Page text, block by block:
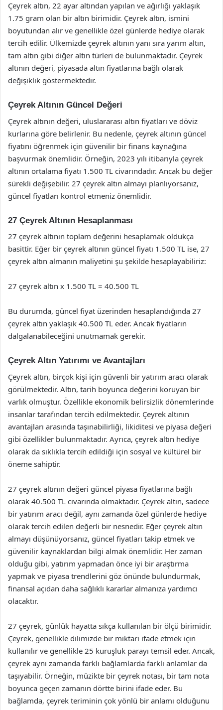
Çeyrek altın, 22 ayar altından yapılan ve ağırlığı yaklaşık
1.75 gram olan bir altın birimidir. Çeyrek altın, ismini
boyutundan alır ve genellikle özel günlerde hediye olarak
tercih edilir. Ülkemizde çeyrek altının yanı sıra yarım altın,
tam altın gibi diğer altın türleri de bulunmaktadır. Çeyrek
altının değeri, piyasada altın fiyatlarına bağlı olarak
değişiklik göstermektedir.
Çeyrek Altının Güncel Değeri
Çeyrek altının değeri, uluslararası altın fiyatları ve döviz
kurlarına göre belirlenir. Bu nedenle, çeyrek altının güncel
fiyatını öğrenmek için güvenilir bir finans kaynağına
başvurmak önemlidir. Örneğin, 2023 yılı itibarıyla çeyrek
altının ortalama fiyatı 1.500 TL civarındadır. Ancak bu değer
sürekli değişebilir. 27 çeyrek altın almayı planlıyorsanız,
güncel fiyatları kontrol etmeniz önemlidir.
27 Çeyrek Altının Hesaplanması
27 çeyrek altının toplam değerini hesaplamak oldukça
basittir. Eğer bir çeyrek altının güncel fiyatı 1.500 TL ise, 27
çeyrek altın almanın maliyetini şu şekilde hesaplayabiliriz:
27 çeyrek altın x 1.500 TL = 40.500 TL
Bu durumda, güncel fiyat üzerinden hesaplandığında 27
çeyrek altın yaklaşık 40.500 TL eder. Ancak fiyatların
dalgalanabileceğini unutmamak gerekir.
Çeyrek Altın Yatırımı ve Avantajları
Çeyrek altın, birçok kişi için güvenli bir yatırım aracı olarak
görülmektedir. Altın, tarih boyunca değerini koruyan bir
varlık olmuştur. Özellikle ekonomik belirsizlik dönemlerinde
insanlar tarafından tercih edilmektedir. Çeyrek altının
avantajları arasında taşınabilirliği, likiditesi ve piyasa değeri
gibi özellikler bulunmaktadır. Ayrıca, çeyrek altın hediye
olarak da sıklıkla tercih edildiği için sosyal ve kültürel bir
öneme sahiptir.
27 çeyrek altının değeri güncel piyasa fiyatlarına bağlı
olarak 40.500 TL civarında olmaktadır. Çeyrek altın, sadece
bir yatırım aracı değil, aynı zamanda özel günlerde hediye
olarak tercih edilen değerli bir nesnedir. Eğer çeyrek altın
almayı düşünüyorsanız, güncel fiyatları takip etmek ve
güvenilir kaynaklardan bilgi almak önemlidir. Her zaman
olduğu gibi, yatırım yapmadan önce iyi bir araştırma
yapmak ve piyasa trendlerini göz önünde bulundurmak,
finansal açıdan daha sağlıklı kararlar almanıza yardımcı
olacaktır.
27 çeyrek, günlük hayatta sıkça kullanılan bir ölçü birimidir.
Çeyrek, genellikle dilimizde bir miktarı ifade etmek için
kullanılır ve genellikle 25 kuruşluk parayı temsil eder. Ancak,
çeyrek aynı zamanda farklı bağlamlarda farklı anlamlar da
taşıyabilir. Örneğin, müzikte bir çeyrek notası, bir tam nota
boyunca geçen zamanın dörtte birini ifade eder. Bu
bağlamda, çeyrek teriminin çok yönlü bir anlamı olduğunu